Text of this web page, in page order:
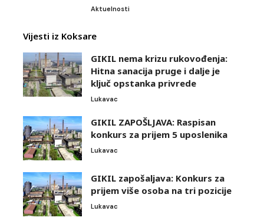
Aktuelnosti
Vijesti iz Koksare
GIKIL nema krizu rukovođenja:
Hitna sanacija pruge i dalje je
ključ opstanka privrede
Lukavac
GIKIL ZAPOŠLJAVA: Raspisan
konkurs za prijem 5 uposlenika
Lukavac
GIKIL zapošaljava: Konkurs za
prijem više osoba na tri pozicije
Lukavac